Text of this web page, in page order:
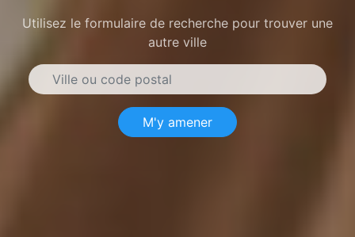
Utilisez le formulaire de recherche pour trouver une
autre ville
M'y amener